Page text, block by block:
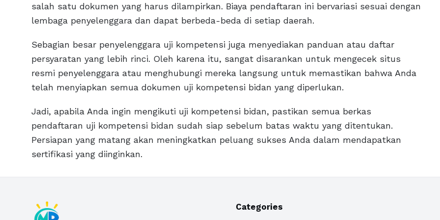
salah satu dokumen yang harus dilampirkan. Biaya pendaftaran ini bervariasi sesuai dengan
lembaga penyelenggara dan dapat berbeda-beda di setiap daerah.
Sebagian besar penyelenggara uji kompetensi juga menyediakan panduan atau daftar
persyaratan yang lebih rinci. Oleh karena itu, sangat disarankan untuk mengecek situs
resmi penyelenggara atau menghubungi mereka langsung untuk memastikan bahwa Anda
telah menyiapkan semua dokumen uji kompetensi bidan yang diperlukan.
Jadi, apabila Anda ingin mengikuti uji kompetensi bidan, pastikan semua berkas
pendaftaran uji kompetensi bidan sudah siap sebelum batas waktu yang ditentukan.
Persiapan yang matang akan meningkatkan peluang sukses Anda dalam mendapatkan
sertifikasi yang diinginkan.
Categories